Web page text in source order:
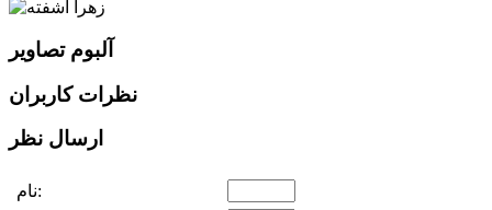
آلبوم تصاویر
نظرات کاربران
ارسال نظر
نام: